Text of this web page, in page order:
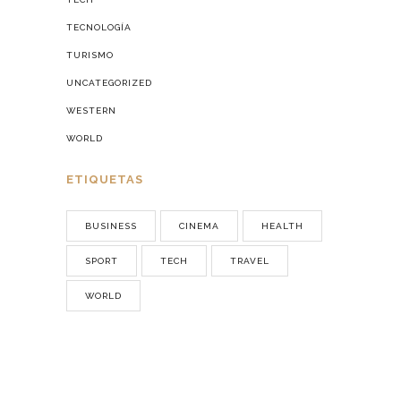
TECNOLOGÍA
TURISMO
UNCATEGORIZED
WESTERN
WORLD
ETIQUETAS
BUSINESS CINEMA HEALTH
SPORT TECH TRAVEL
WORLD